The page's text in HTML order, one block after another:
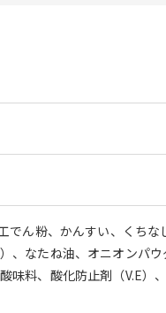
ん粉、かんすい、くち
なたね油、オニオンパ
料、酸化防止剤（V.E